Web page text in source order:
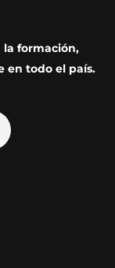
la formación,
en todo el país.